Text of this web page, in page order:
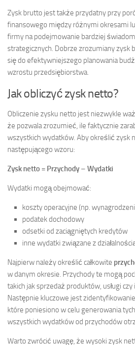
Zysk brutto jest także przydatny przy
finansowego między różnymi okresami
firmy na podejmowanie bardziej
strategicznych. Dobrze zrozumiany zysk
się do efektywniejszego planowania
wzrostu przedsiębiorstwa.
Jak obliczyć zysk netto?
Obliczenie zysku netto jest niezwykle
że pozwala zrozumieć, ile faktycznie
wszystkich wydatków. Aby określić zysk
następującego wzoru:
Zysk netto = Przychody – Wydatki
Wydatki mogą obejmować:
koszty operacyjne (np.
podatek dochodowy
odsetki od zaciągniętych kredytów
inne wydatki związane z
Najpierw należy określić całkowite
w danym okresie. Przychody te mogą
takich jak sprzedaż produktów, usługi czy
Następnie kluczowe jest
które poniesiono w celu generowania
wszystkich wydatków od przychodów
Warto zwrócić uwagę, że wysoki zysk